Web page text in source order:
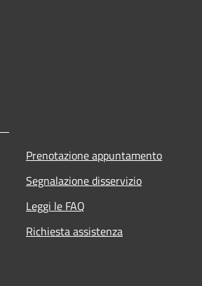
Prenotazione appuntamento
Segnalazione disservizio
Leggi le FAQ
Richiesta assistenza